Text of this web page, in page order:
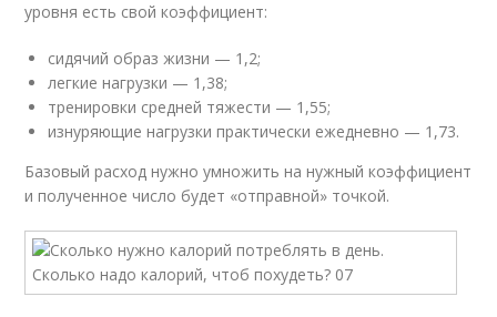
уровня есть свой коэффициент:
сидячий образ жизни — 1,2;
легкие нагрузки — 1,38;
тренировки средней тяжести — 1,55;
изнуряющие нагрузки практически ежедневно — 1,73.
Базовый расход нужно умножить на нужный коэффициент
и полученное число будет «отправной» точкой.